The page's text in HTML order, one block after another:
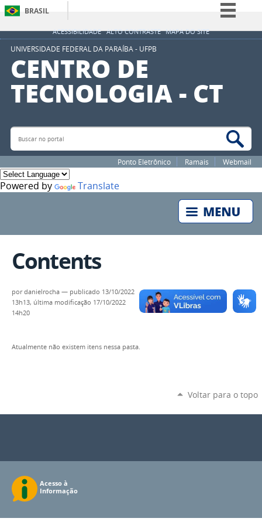
ACESSIBILIDADE ALTO CONTRASTE MAPA DO SITE
BRASIL
Simplifique!
Acesso à informação
Legislação
UNIVERSIDADE FEDERAL DA PARAÍBA - UFPB
CENTRO DE
TECNOLOGIA - CT
Buscar no portal
Ponto Eletrônico Ramais Webmail
Powered by Translate
Contents
pordanielrocha — publicado 13/10/2022
13h13, última modificação 17/10/2022
14h20
Atualmente não existem itens nessa pasta.
Voltar para o topo